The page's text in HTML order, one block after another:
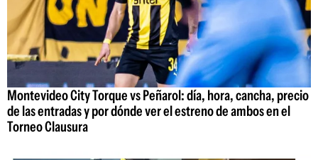
Montevideo City Torque vs Peñarol: día, hora, cancha, precio
de las entradas y por dónde ver el estreno de ambos en el
Torneo Clausura